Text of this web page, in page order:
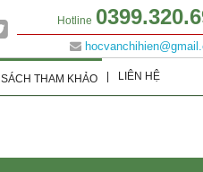
Hotline
SÁCH THAM KHẢO LIÊN HỆ